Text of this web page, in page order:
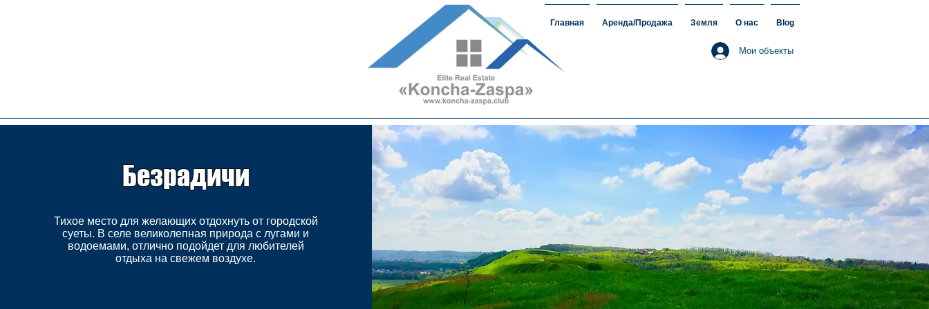
Мои объекты
Главная Аренда/Продажа Земля О нас Blog
Безрадичи
Тихое место для желающих отдохнуть от городской
суеты. В селе великолепная природа с лугами и
водоемами, отлично подойдет для любителей
отдыха на свежем воздухе.